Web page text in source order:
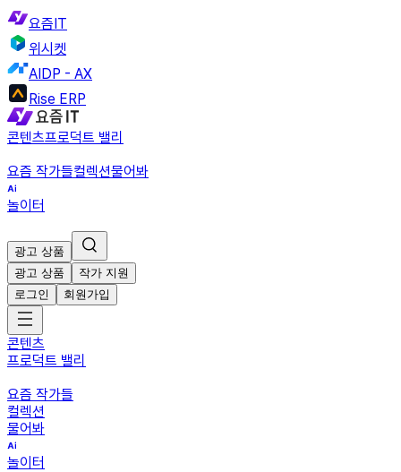
요즘IT
위시켓
AIDP - AX
Rise ERP
콘텐츠프로덕트 밸리
요즘 작가들컬렉션물어봐
놀이터
광고 상품
광고 상품
작가 지원
로그인
회원가입
콘텐츠
프로덕트 밸리
요즘 작가들
컬렉션
물어봐
놀이터